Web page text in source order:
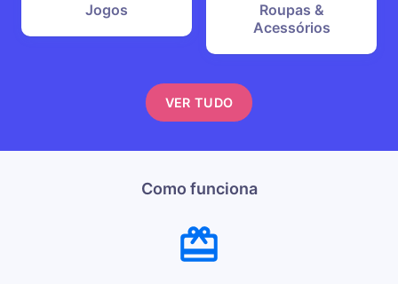
Jogos
Roupas &
Acessórios
VER TUDO
Como funciona